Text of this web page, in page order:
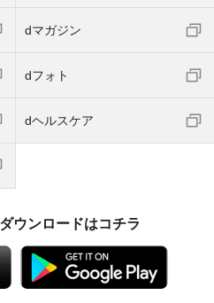
dマガジン
dフォト
dヘルスケア
ウンロードはコチラ